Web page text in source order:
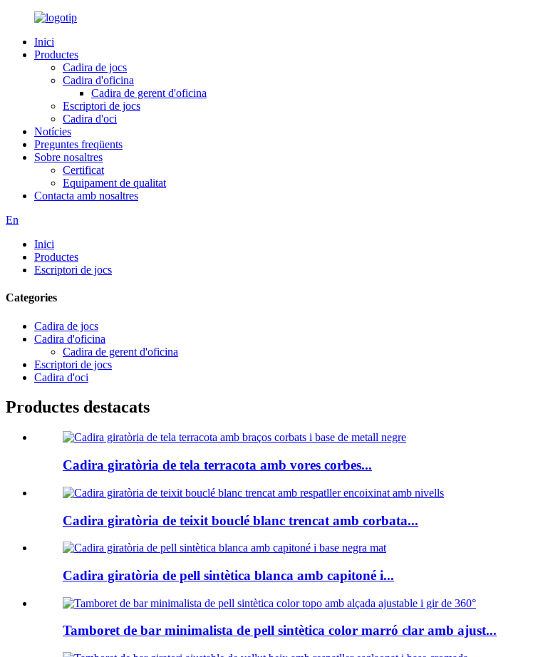
Inici
Productes
Cadira de jocs
Cadira d'oficina
Cadira de gerent d'oficina
Escriptori de jocs
Cadira d'oci
Notícies
Preguntes freqüents
Sobre nosaltres
Certificat
Equipament de qualitat
Contacta amb nosaltres
En
Inici
Productes
Escriptori de jocs
Categories
Cadira de jocs
Cadira d'oficina
Cadira de gerent d'oficina
Escriptori de jocs
Cadira d'oci
Productes destacats
Cadira giratòria de tela terracota amb vores corbes...
Cadira giratòria de teixit bouclé blanc trencat amb corbata...
Cadira giratòria de pell sintètica blanca amb capitoné i...
Tamboret de bar minimalista de pell sintètica color marró clar amb ajust...